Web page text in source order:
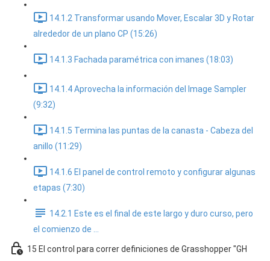
14.1.2 Transformar usando Mover, Escalar 3D y Rotar
alrededor de un plano CP (15:26)
14.1.3 Fachada paramétrica con imanes (18:03)
14.1.4 Aprovecha la información del Image Sampler
(9:32)
14.1.5 Termina las puntas de la canasta - Cabeza del
anillo (11:29)
14.1.6 El panel de control remoto y configurar algunas
etapas (7:30)
14.2.1 Este es el final de este largo y duro curso, pero
el comienzo de ...
15 El control para correr definiciones de Grasshopper "GH